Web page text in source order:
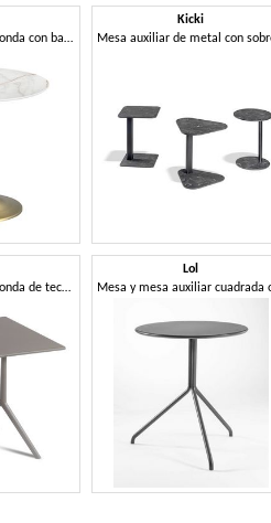
Mesa cuadrada o redonda con base central
Mesa cuadrada o redonda de tecnopolímero con base de 3 o 4 radios
Kicki
Lol